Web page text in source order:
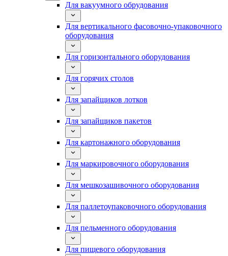
Для вакуумного обрудования
Для вертикального фасовочно-упаковочного
оборудования
Для горизонтального оборудования
Для горячих столов
Для запайщиков лотков
Для запайщиков пакетов
Для картонажного оборудования
Для маркировочного оборудования
Для мешкозашивочного оборудования
Для паллетоупаковочного оборудования
Для пельменного оборудования
Для пищевого оборудования